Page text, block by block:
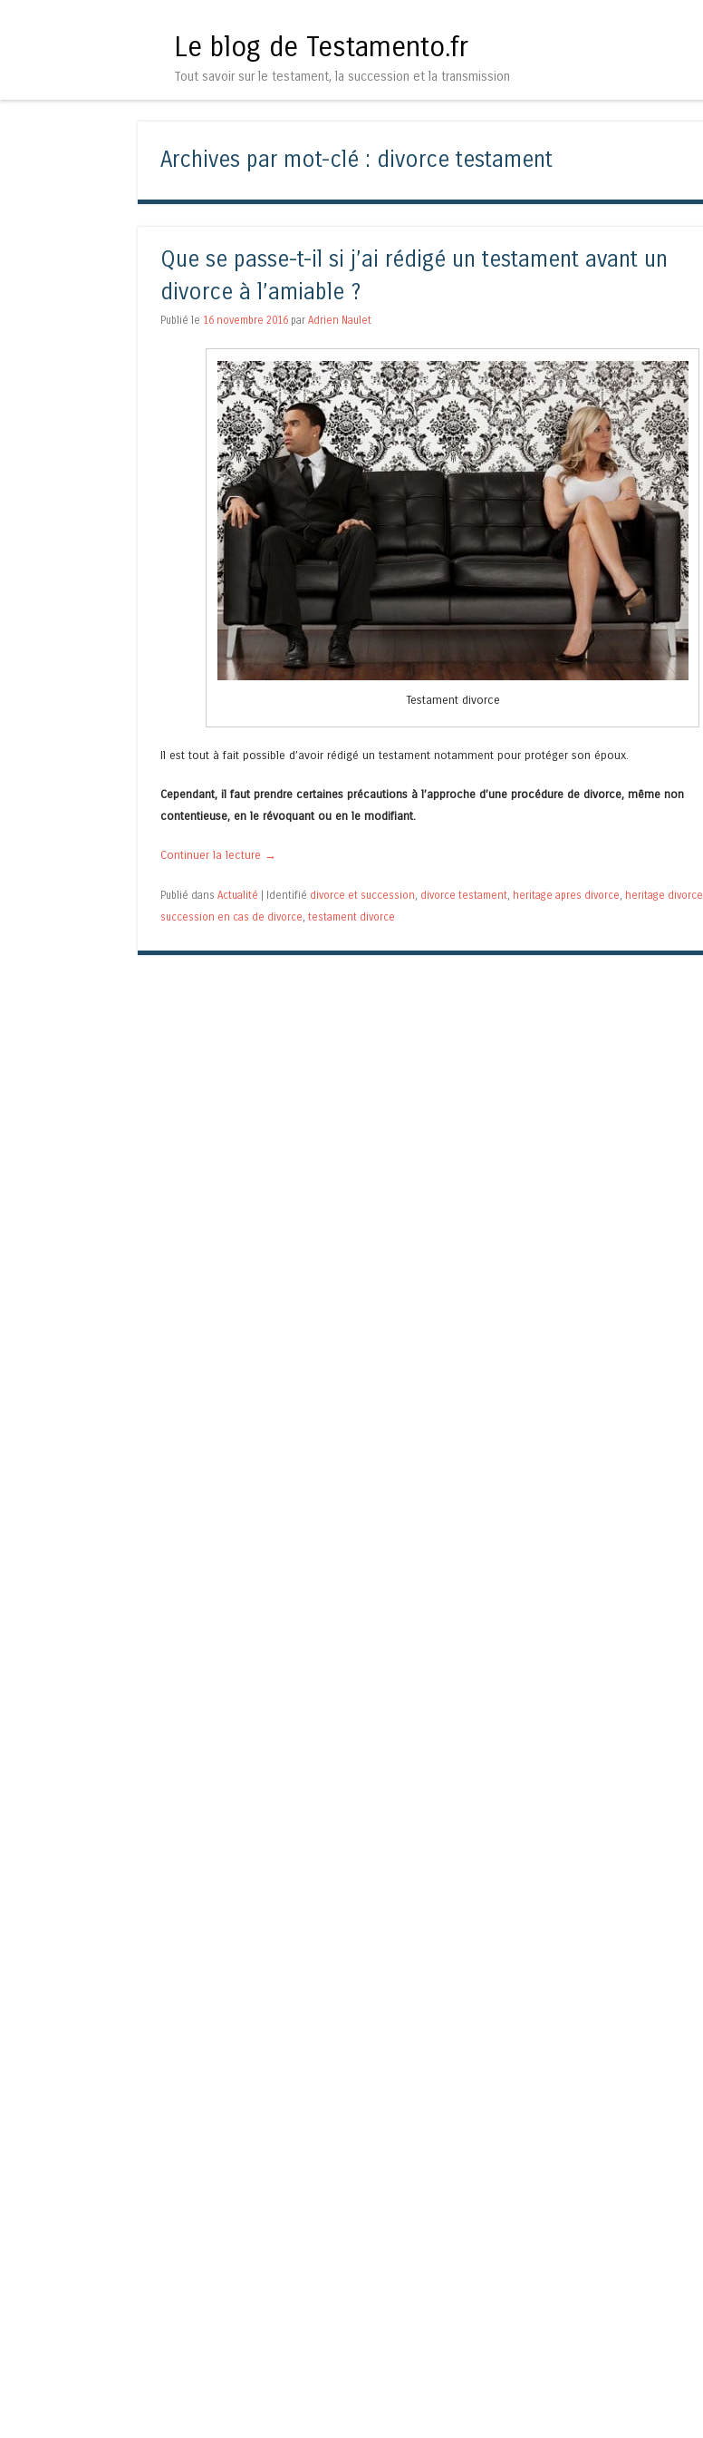
Le blog de Testamento.fr
Tout savoir sur le testament, la succession et la transmission
Archives par mot-clé : divorce testament
Que se passe-t-il si j’ai rédigé un testament avant un
divorce à l’amiable ?
Publié le 16 novembre 2016 par Adrien Naulet
Testament divorce
Il est tout à fait possible d’avoir rédigé un testament notamment pour protéger son époux.
Cependant, il faut prendre certaines précautions à l’approche d’une procédure de divorce, même non
contentieuse, en le révoquant ou en le modifiant.
Continuer la lecture →
Publié dans Actualité | Identifié divorce et succession divorce testament heritage apres divorce heritage divorce
succession en cas de divorce testament divorce